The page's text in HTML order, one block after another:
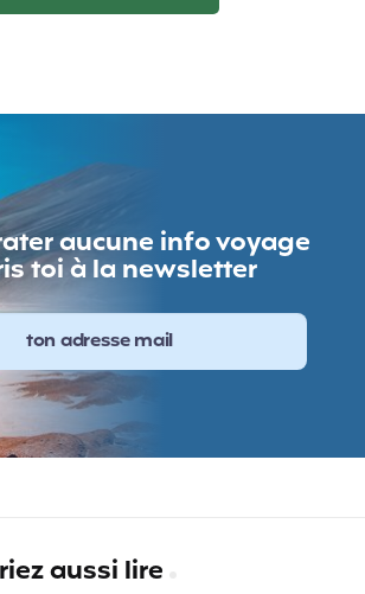
aucune info voyage
toi à la newsletter
aussi lire